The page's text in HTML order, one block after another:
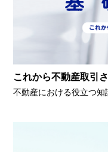
これから不動産取引
不動産における役立つ知